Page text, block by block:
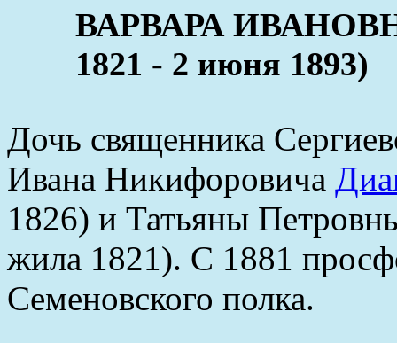
ВАРВАРА
1821 - 2 июня 1893)
Дочь священника
Ивана Никифоровича
1826) и Татьяны
жила 1821). С 1881
Семеновского полка.